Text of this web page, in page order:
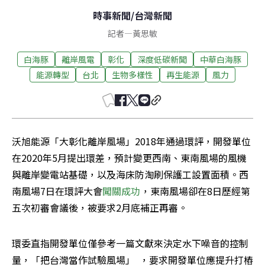
時事新聞/台灣新聞
記者—黃思敏
白海豚 離岸風電 彰化 深度低碳新聞
中華白海豚
能源轉型
台北 生物多樣性 再生能源 風力
沃旭能源「大彰化離岸風場」2018年通過環評，開發單位
在2020年5月提出環差，預計變更西南、東南風場的風機
與離岸變電站基礎，以及海床防淘刷保護工設置面積。西
南風場7日在環評大會闖關成功 ，東南風場卻在8日歷經第
五次初審會議後，被要求2月底補正再審。
環委直指開發單位僅參考一篇文獻來決定水下噪音的控制
量，「把台灣當作試驗風場」  ，要求開發單位應提升打樁